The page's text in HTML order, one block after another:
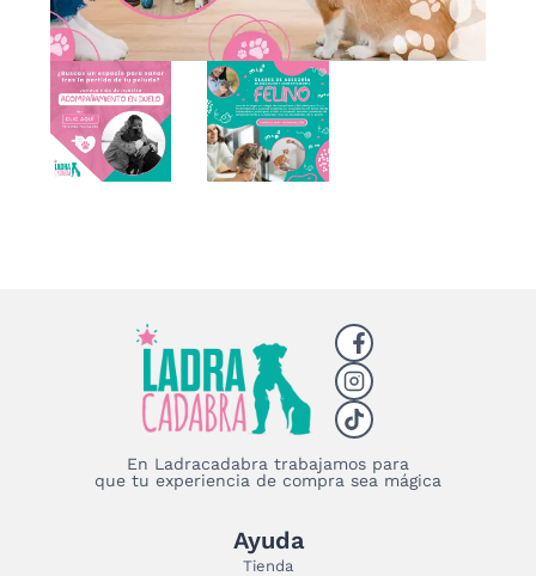
En Ladracadabra trabajamos para
que tu experiencia de compra sea mágica
Ayuda
Tienda